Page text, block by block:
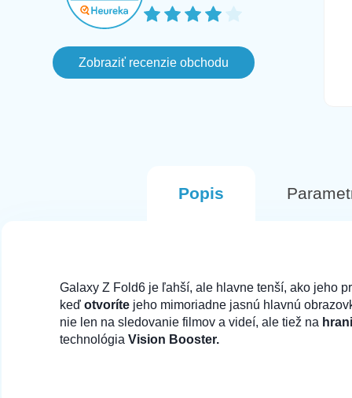
Zobraziť recenzie obchodu
farbe pri ktorom mi az po troch dnoch
prislo ze objednavka je zrusena lebo
vlastne ho nemaju na sklade aj ked
este aj v ten den svietil ako
Popis
Galaxy Z Fold6 je ľahší, ale hlavne tenší, ako jeho
keďotvoríte jeho mimoriadne jasnú hlavnú
nie len na sledovanie filmov a videí, ale tiež na
technológiaVision Booster.